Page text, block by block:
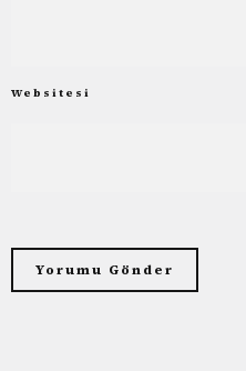
Websitesi